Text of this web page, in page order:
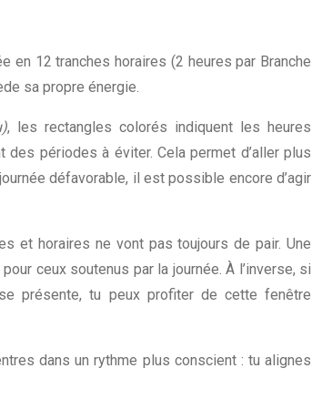
en 12 tranches horaires (2 heures par Branche
sa propre énergie.
, les rectangles colorés indiquent les heures
périodes à éviter. Cela permet d’aller plus
défavorable, il est possible encore d’agir
et horaires ne vont pas toujours de pair. Une
ceux soutenus par la journée. À l’inverse, si
présente, tu peux profiter de cette fenêtre
dans un rythme plus conscient : tu alignes